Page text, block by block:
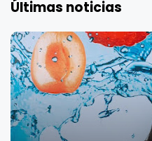
Últimas noticias